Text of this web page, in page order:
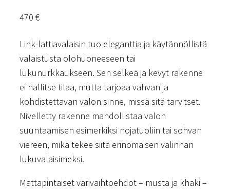
470 €
Link-lattiavalaisin tuo eleganttia ja käytännöllistä
valaistusta olohuoneeseen tai
lukunurkkaukseen. Sen selkeä ja kevyt rakenne
ei hallitse tilaa, mutta tarjoaa vahvan ja
kohdistettavan valon sinne, missä sitä tarvitset.
Nivelletty rakenne mahdollistaa valon
suuntaamisen esimerkiksi nojatuoliin tai sohvan
viereen, mikä tekee siitä erinomaisen valinnan
lukuvalaisimeksi.
Mattapintaiset värivaihtoehdot – musta ja khaki –